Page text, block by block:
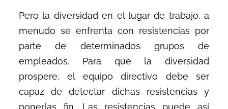
Pero la diversidad en el lugar de trabajo, a
menudo se enfrenta con resistencias por
parte de determinados grupos de
empleados. Para que la diversidad
prospere, el equipo directivo debe ser
capaz de detectar dichas resistencias y
ponerlas fin. Las resistencias puede así